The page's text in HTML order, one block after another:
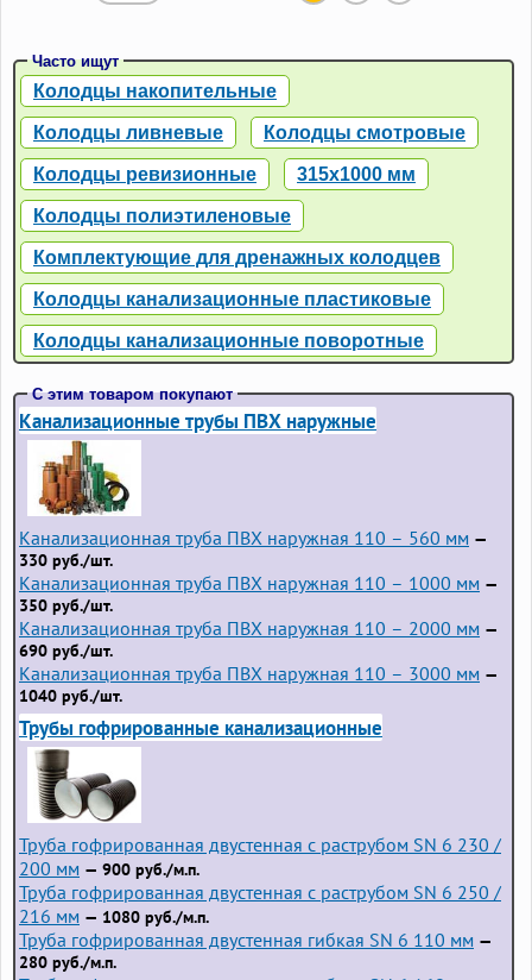
Часто ищут
Колодцы накопительные
Колодцы ливневые Колодцы смотровые
Колодцы ревизионные 315х1000 мм
Колодцы полиэтиленовые
Комплектующие для дренажных колодцев
Колодцы канализационные пластиковые
Колодцы канализационные поворотные
С этим товаром покупают
Канализационные трубы ПВХ наружные
Канализационная труба ПВХ наружная 110 – 560 мм —
330 руб./шт.
Канализационная труба ПВХ наружная 110 – 1000 мм —
350 руб./шт.
Канализационная труба ПВХ наружная 110 – 2000 мм —
690 руб./шт.
Канализационная труба ПВХ наружная 110 – 3000 мм —
1040 руб./шт.
Трубы гофрированные канализационные
Труба гофрированная двустенная с раструбом SN 6 230 /
200 мм — 900 руб./м.п.
Труба гофрированная двустенная с раструбом SN 6 250 /
216 мм — 1080 руб./м.п.
Труба гофрированная двустенная гибкая SN 6 110 мм —
280 руб./м.п.